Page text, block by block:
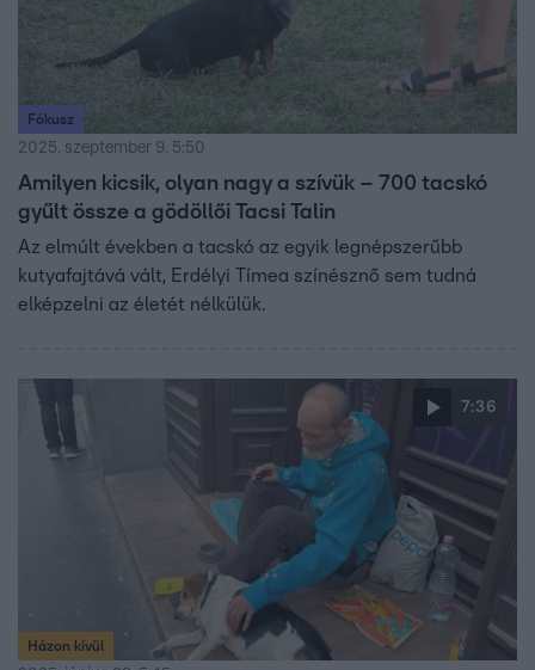
Fókusz
2025. szeptember 9. 5:50
Amilyen kicsik, olyan nagy a szívük – 700 tacskó
gyűlt össze a gödöllői Tacsi Talin
Az elmúlt években a tacskó az egyik legnépszerűbb
kutyafajtává vált, Erdélyi Tímea színésznő sem tudná
elképzelni az életét nélkülük.
7:36
Házon kívül